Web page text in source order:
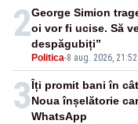
2
Politica-8 aug. 2026, 21:52
George Simion
oi vor fi ucise. Să
despăgubiți”
3Îți promit bani în
Noua înșelătorie
WhatsApp